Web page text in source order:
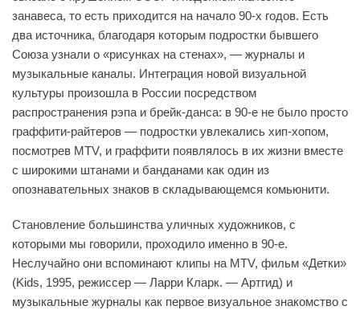
занавеса, то есть приходится на начало 90-х годов. Есть
два источника, благодаря которым подростки бывшего
Союза узнали о «рисунках на стенах», — журналы и
музыкальные каналы. Интеграция новой визуальной
культуры произошла в России посредством
распространения рэпа и брейк-данса: в 90-е не было просто
граффити-райтеров — подростки увлекались хип-хопом,
посмотрев MTV, и граффити появлялось в их жизни вместе
с широкими штанами и банданами как один из
опознавательных знаков в складывающемся комьюнити.
Становление большинства уличных художников, с
которыми мы говорили, проходило именно в 90-е.
Неслучайно они вспоминают клипы на MTV, фильм «Детки»
(Kids, 1995, режиссер — Ларри Кларк. — Артгид) и
музыкальные журналы как первое визуальное знакомство с